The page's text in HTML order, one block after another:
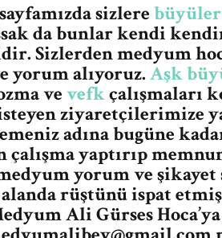
sizlerebüyüler
da bunlar kendi
Sizlerden medyum
yorum alıyoruz.Aşk
vevefkçalışmaları
ziyaretçilerimize
adına bugüne
çalışma yaptırıp
yorum ve şikayet
rüştünü ispat
Ali Gürses Hoca’ya